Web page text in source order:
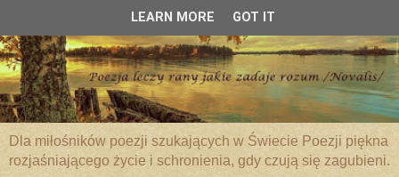
Dla miłośników poezji szukających w Świecie Poezji piękna
rozjaśniającego życie i schronienia, gdy czują się zagubieni.
LEARN MORE GOT IT